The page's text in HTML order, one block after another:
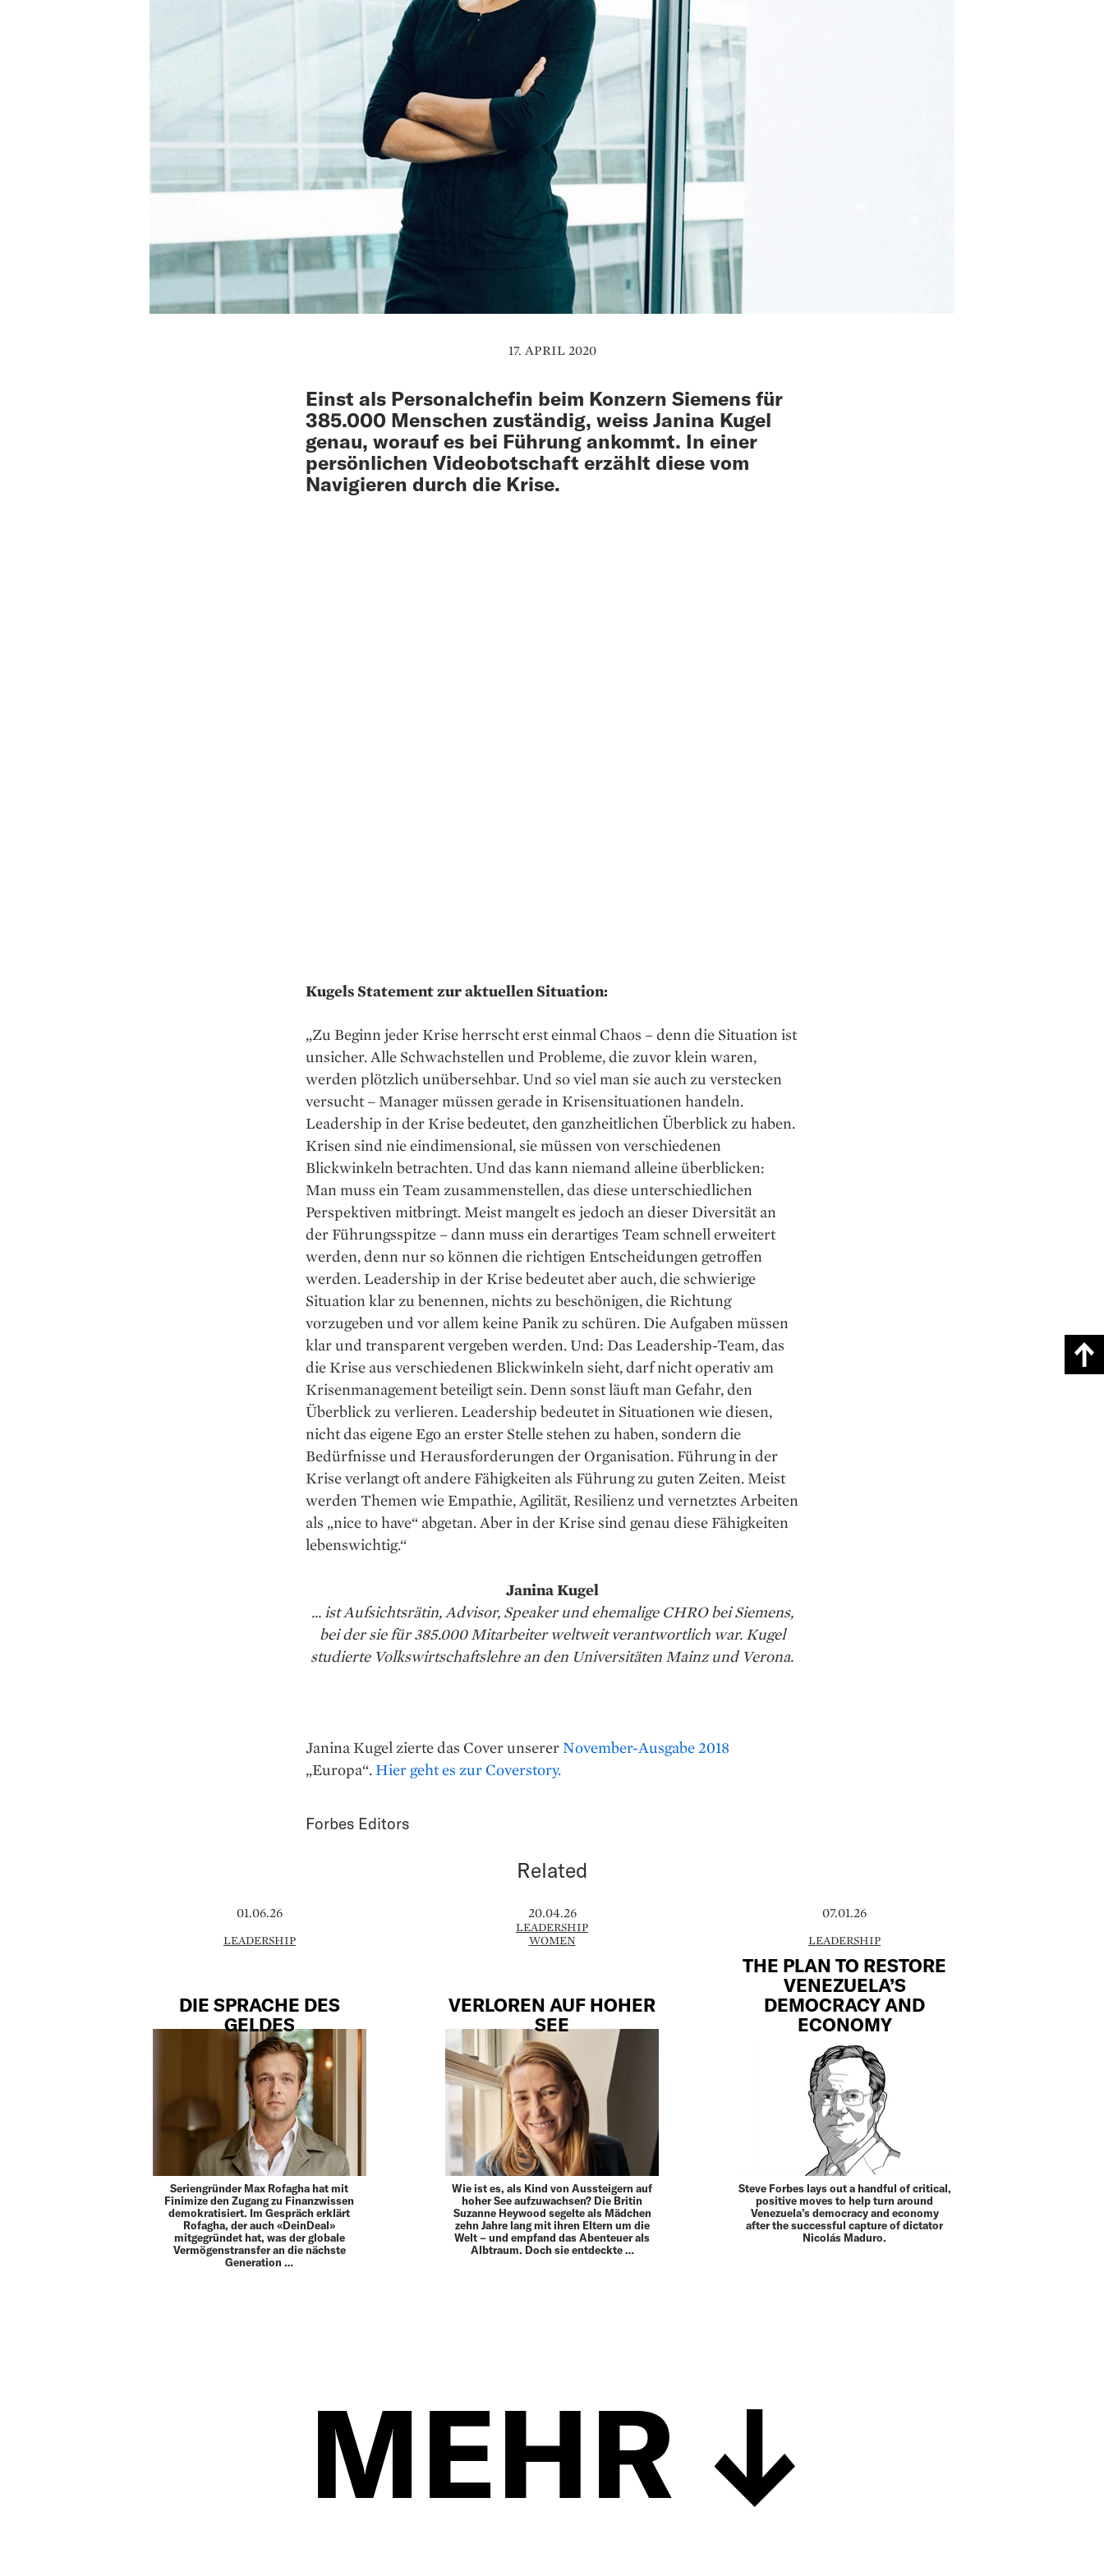
17. APRIL 2020
Einst als Personalchefin beim Konzern Siemens für
385.000 Menschen zuständig, weiss Janina Kugel
genau, worauf es bei Führung ankommt. In einer
persönlichen Videobotschaft erzählt diese vom
Navigieren durch die Krise.
Kugels Statement zur aktuellen Situation:
„Zu Beginn jeder Krise herrscht erst einmal Chaos – denn die Situation ist
unsicher. Alle Schwachstellen und Probleme, die zuvor klein waren,
werden plötzlich unübersehbar. Und so viel man sie auch zu verstecken
versucht – Manager müssen gerade in Krisensituationen handeln.
Leadership in der Krise bedeutet, den ganzheitlichen Überblick zu haben.
Krisen sind nie eindimensional, sie müssen von verschiedenen
Blickwinkeln betrachten. Und das kann niemand alleine überblicken:
Man muss ein Team zusammenstellen, das diese unterschiedlichen
Perspektiven mitbringt. Meist mangelt es jedoch an dieser Diversität an
der Führungsspitze – dann muss ein derartiges Team schnell erweitert
werden, denn nur so können die richtigen Entscheidungen getroffen
werden. Leadership in der Krise bedeutet aber auch, die schwierige
Situation klar zu benennen, nichts zu beschönigen, die Richtung
vorzugeben und vor allem keine Panik zu schüren. Die Aufgaben müssen
klar und transparent vergeben werden. Und: Das Leadership-Team, das
die Krise aus verschiedenen Blickwinkeln sieht, darf nicht operativ am
Krisenmanagement beteiligt sein. Denn sonst läuft man Gefahr, den
Überblick zu verlieren. Leadership bedeutet in Situationen wie diesen,
nicht das eigene Ego an erster Stelle stehen zu haben, sondern die
Bedürfnisse und Herausforderungen der Organisation. Führung in der
Krise verlangt oft andere Fähigkeiten als Führung zu guten Zeiten. Meist
werden Themen wie Empathie, Agilität, Resilienz und vernetztes Arbeiten
als „nice to have“ abgetan. Aber in der Krise sind genau diese Fähigkeiten
lebenswichtig.“
Janina Kugel
... ist Aufsichtsrätin, Advisor, Speaker und ehemalige CHRO bei Siemens,
bei der sie für 385.000 Mitarbeiter weltweit verantwortlich war. Kugel
studierte Volkswirtschaftslehre an den Universitäten Mainz und Verona.
Janina Kugel zierte das Cover unserer November-Ausgabe 2018
„Europa“.Hier geht es zur Coverstory.
Forbes Editors
Related
01.06.26
LEADERSHIP
DIE SPRACHE DES
GELDES
Seriengründer Max Rofagha hat mit
Finimize den Zugang zu Finanzwissen
demokratisiert. Im Gespräch erklärt
Rofagha, der auch «DeinDeal»
mitgegründet hat, was der globale
Vermögenstransfer an die nächste
Generation …
20.04.26
LEADERSHIP
WOMEN
VERLOREN AUF HOHER
SEE
Wie ist es, als Kind von Aussteigern auf
hoher See aufzuwachsen? Die Britin
Suzanne Heywood segelte als Mädchen
zehn Jahre lang mit ihren Eltern um die
Welt – und empfand das Abenteuer als
Albtraum. Doch sie entdeckte …
07.01.26
LEADERSHIP
THE PLAN TO RESTORE
VENEZUELA’S
DEMOCRACY AND
ECONOMY
Steve Forbes lays out a handful of critical,
positive moves to help turn around
Venezuela’s democracy and economy
after the successful capture of dictator
Nicolás Maduro.
MEHR